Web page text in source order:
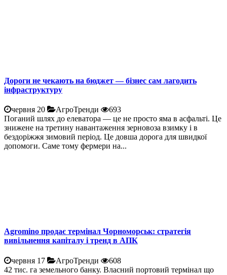
Дороги не чекають на бюджет — бізнес сам лагодить
інфраструктуру
червня 20 АгроТренди
693
Поганий шлях до елеватора — це не просто яма в асфальті. Це
знижене на третину навантаження зерновоза взимку і в
бездоріжжя зимовий період. Це довша дорога для швидкої
допомоги. Саме тому фермери на...
Agromino продає термінал Чорноморськ: стратегія
вивільнення капіталу і тренд в АПК
червня 17 АгроТренди
608
42 тис. га земельного банку. Власний портовий термінал що